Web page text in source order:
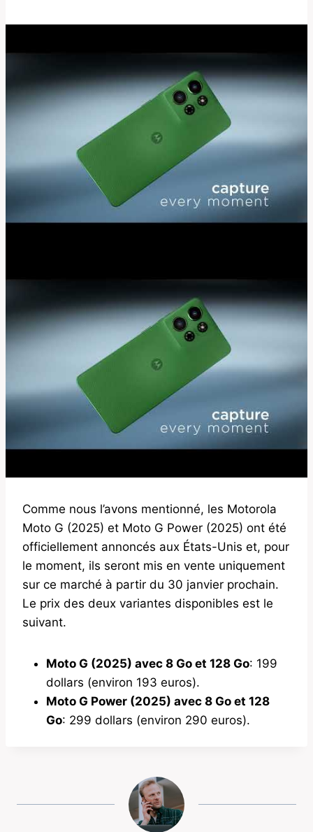
Comme nous l’avons mentionné, les Motorola
Moto G (2025) et Moto G Power (2025) ont été
officiellement annoncés aux États-Unis et, pour
le moment, ils seront mis en vente uniquement
sur ce marché à partir du 30 janvier prochain.
Le prix des deux variantes disponibles est le
suivant.
Moto G (2025) avec 8 Go et 128 Go: 199
dollars (environ 193 euros).
Moto G Power (2025) avec 8 Go et 128
Go: 299 dollars (environ 290 euros).